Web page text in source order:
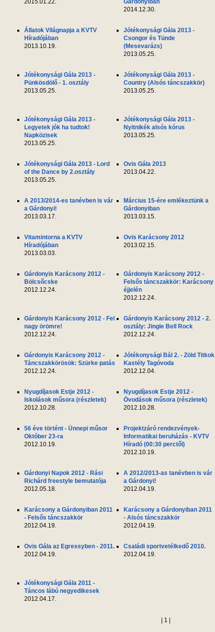
2015.01.22.
Gárdonyiban
2014.12.30.
Állatok Világnapja a KVTV
Híradójában
2013.10.19.
Jótékonysági Gála 2013 -
Csongor és Tünde
(Mesevarázs)
2013.05.25.
Jótékonysági Gála 2013 -
Pünkösdölő - 1. osztály
2013.05.25.
Jótékonysági Gála 2013 -
Country (Alsós táncszakkör)
2013.05.25.
Jótékonysági Gála 2013 -
Legyetek jók ha tudtok!
Napközisek
2013.05.25.
Jótékonysági Gála 2013 -
Nyitnikék alsós kórus
2013.05.25.
Jótékonysági Gála 2013 - Lord
of the Dance by 2.osztály
2013.05.25.
Ovis Gála 2013
2013.04.22.
A 2013/2014-es tanévben is vár
a Gárdonyi!
2013.03.17.
Március 15-ére emlékeztünk a
Gárdonyiban
2013.03.15.
Vitamintorna a KVTV
Híradójában
2013.03.03.
Ovis Karácsony 2012
2013.02.15.
Gárdonyis Karácsony 2012 -
Bölcsőcske
2012.12.24.
Gárdonyis Karácsony 2012 -
Felsős táncszakkör: Karácsony
éjjelén
2012.12.24.
Gárdonyis Karácsony 2012 - Fel
nagy örömre!
2012.12.24.
Gárdonyis Karácsony 2012 - 2.
osztály: Jingle Bell Rock
2012.12.24.
Gárdonyis Karácsony 2012 -
Táncszakkörösök: Szürke patás
2012.12.24.
Jótékonysági Bál 2. - Zöld Titkok
Kastély Tagóvoda
2012.12.04.
Nyugdíjasok Estje 2012 -
Iskolások műsora (részletek)
2012.10.28.
Nyugdíjasok Estje 2012 -
Óvodások műsora (részletek)
2012.10.28.
56 éve történt - Ünnepi műsor
Október 23-ra
2012.10.19.
Projektzáró rendezvények-
Informatikai beruházás - KVTV
Híradó (00:30 perctől)
2012.10.19.
Gárdonyi Napok 2012 - Rási
Richárd freestyle bemutatója
2012.05.18.
A 2012/2013-as tanévben is vár
a Gárdonyi!
2012.04.19.
Karácsony a Gárdonyiban 2011
- Felsős táncszakkör
2012.04.19.
Karácsony a Gárdonyiban 2011
- Alsós táncszakkör
2012.04.19.
Ovis Gála az Egressyben - 2011.
2012.04.19.
Családi sportvetélkedő 2010.
2012.04.19.
Jótékonysági Gála 2011 -
Táncos lábú negyedikesek
2012.04.17.
| 1 |